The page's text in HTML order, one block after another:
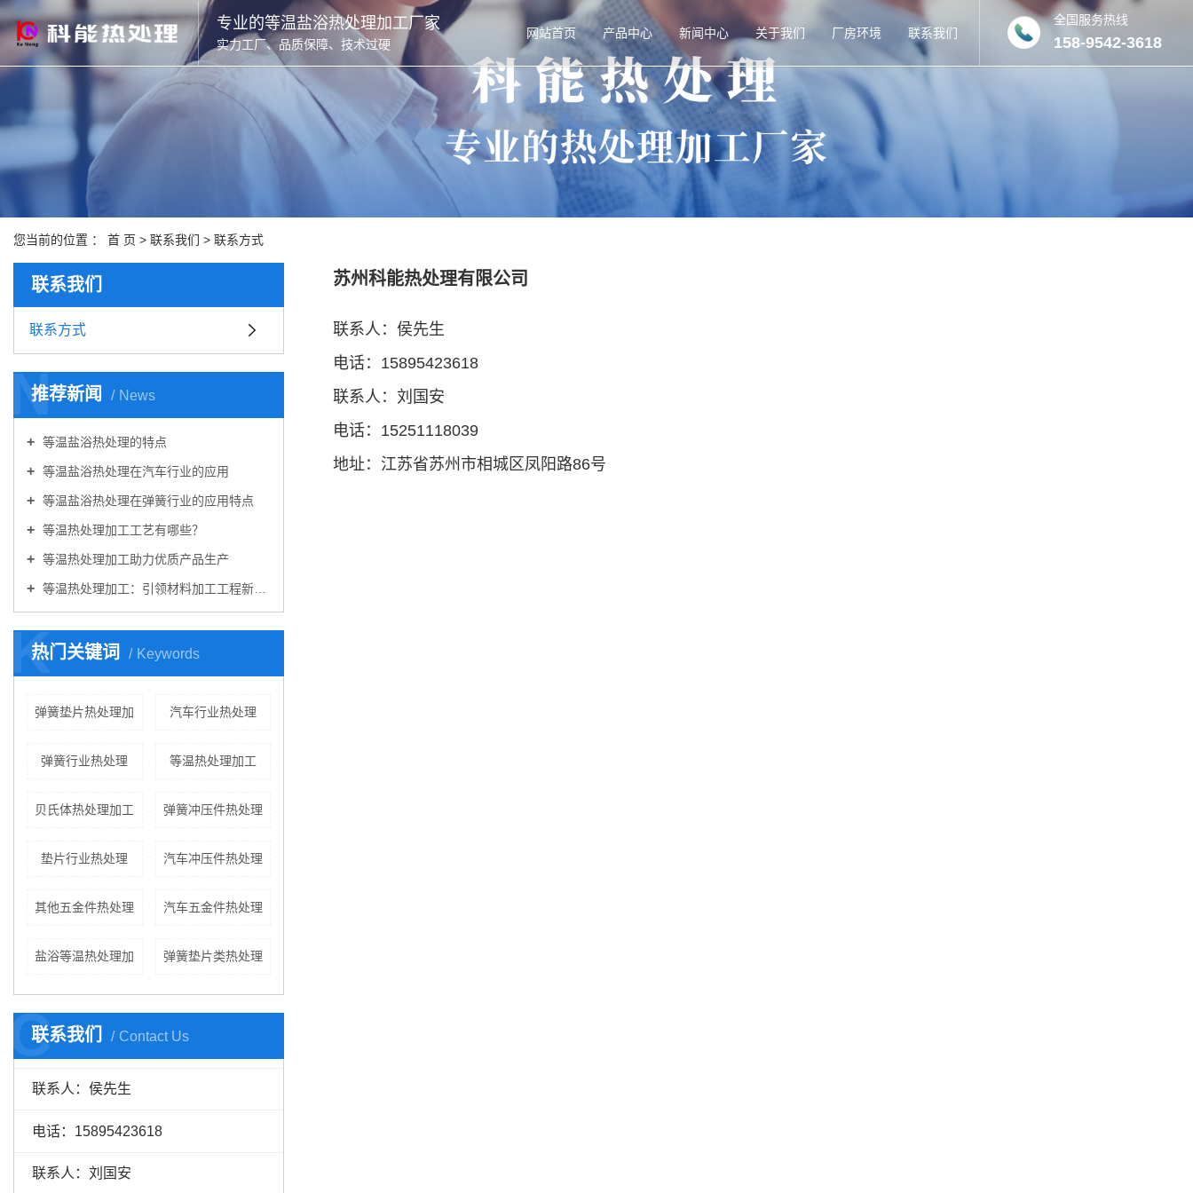
专业的等温盐浴热处理加工厂家
实力工厂、品质保障、技术过硬
网站首页 产品中心 新闻中心 关于我们 厂房环境 联系我们
全国服务热线
158-9542-3618
您当前的位置 ： 首 页 > 联系我们 > 联系方式
联系我们
联系方式
推荐新闻 News
N
等温盐浴热处理的特点
等温盐浴热处理在汽车行业的应用
等温盐浴热处理在弹簧行业的应用特点
等温热处理加工工艺有哪些？
等温热处理加工助力优质产品生产
等温热处理加工：引领材料加工工程新篇章
热门关键词 Keywords
K
弹簧垫片热处理加 汽车行业热处理
弹簧行业热处理 等温热处理加工
贝氏体热处理加工 弹簧冲压件热处理
垫片行业热处理 汽车冲压件热处理
其他五金件热处理 汽车五金件热处理
盐浴等温热处理加 弹簧垫片类热处理
联系我们 Contact Us
C
联系人：侯先生
电话：15895423618
联系人：刘国安
苏州科能热处理有限公司
联系人：侯先生
电话：15895423618
联系人：刘国安
电话：15251118039
地址：江苏省苏州市相城区凤阳路86号